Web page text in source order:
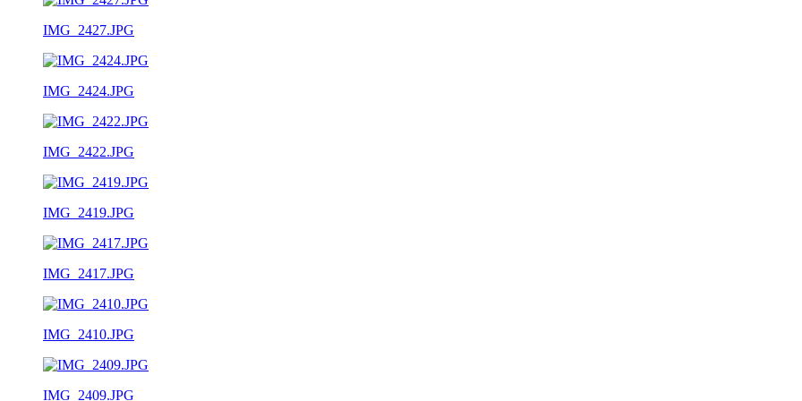
IMG_2427.JPG
IMG_2424.JPG
IMG_2422.JPG
IMG_2419.JPG
IMG_2417.JPG
IMG_2410.JPG
IMG_2409.JPG